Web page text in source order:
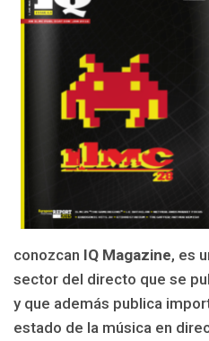
conozcan IQ Magazine, es
sector del directo que se
y que además publica
estado de la música en